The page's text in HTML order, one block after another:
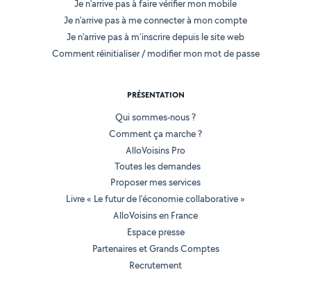
Je n'arrive pas à faire vérifier mon mobile
Je n'arrive pas à me connecter à mon compte
Je n'arrive pas à m'inscrire depuis le site web
Comment réinitialiser / modifier mon mot de passe
PRÉSENTATION
Qui sommes-nous ?
Comment ça marche ?
AlloVoisins Pro
Toutes les demandes
Proposer mes services
Livre « Le futur de l'économie collaborative »
AlloVoisins en France
Espace presse
Partenaires et Grands Comptes
Recrutement